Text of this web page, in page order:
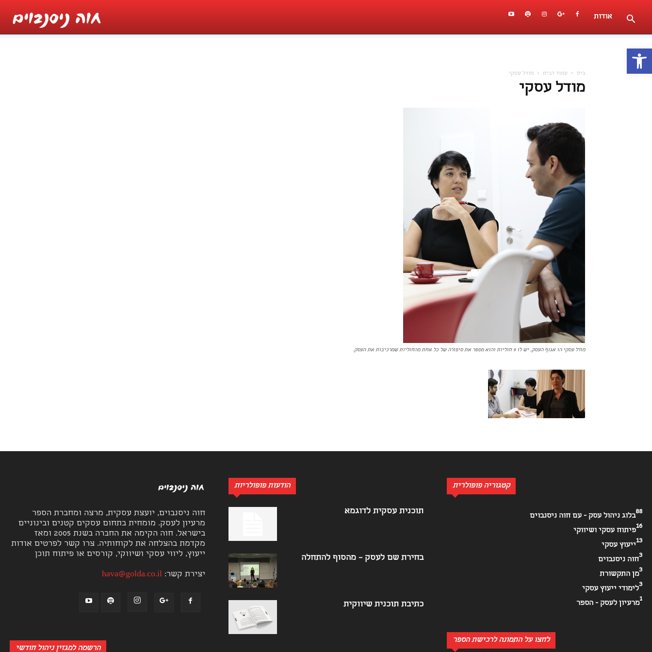
פתח סרגל נגישות
אודות
בית עמוד הבית מודל עסקי
מודל עסקי
מודל עסקי הו אגוף העסק, יש לו 9 חוליות והוא מספר את סיפורה של כל אחת מהחוליות שמרכיבות את העסק.
חוה ניסנבוים, יועצת עסקית, מרצה ומחברת הספר
מרעיון לעסק. מומחית בתחום עסקים קטנים ובינוניים
בישראל. חוה הקימה את החברה בשנת 2005 ומאז
מקדמת בהצלחה את לקוחותיה. צרו קשר לפרטים אודות
ייעוץ, ליווי עסקי ושיווקי, קורסים או פיתוח תוכן
יצירת קשר:hava@golda.co.il
הרשמה למגזין ניהול חודשי
הודעות פופולריות
תוכנית עסקית לדוגמא
בחירת שם לעסק – מהסוף להתחלה
כתיבת תוכנית שיווקית
קטגוריה פופולרית
בלוג ניהול עסק - עם חוה ניסנבוים
88
פיתוח עסקי ושיווקי
16
ייעוץ עסקי
13
חוה ניסנבוים
3
מן התקשורת
3
לימודי ייעוץ עסקי
3
מרעיון לעסק - הספר
1
לחצו על התמונה לרכישת הספר